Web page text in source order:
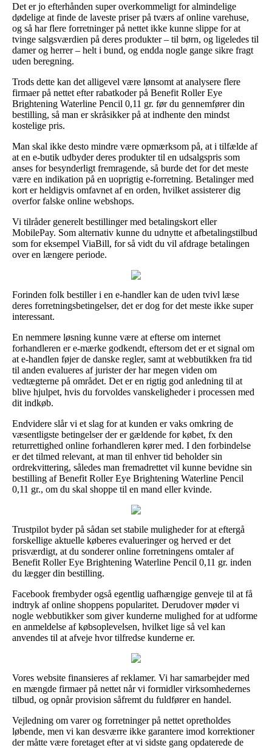
Det er jo efterhånden super overkommeligt for almindelige
dødelige at finde de laveste priser på tværs af online varehuse,
og så har flere forretninger på nettet ikke kunne slippe for at
tvinge salgsværdien på deres produkter – til børn, og ligeledes til
damer og herrer – helt i bund, og endda nogle gange sikre fragt
uden beregning.
Trods dette kan det alligevel være lønsomt at analysere flere
firmaer på nettet efter rabatkoder på Benefit Roller Eye
Brightening Waterline Pencil 0,11 gr. før du gennemfører din
bestilling, så man er skråsikker på at indhente den mindst
kostelige pris.
Man skal ikke desto mindre være opmærksom på, at i tilfælde af
at en e-butik udbyder deres produkter til en udsalgspris som
anses for besynderligt fremragende, så burde det for det meste
være en indikation på en uoprigtig e-forretning. Betalinger med
kort er heldigvis omfavnet af en orden, hvilket assisterer dig
overfor falske online webshops.
Vi tilråder generelt bestillinger med betalingskort eller
MobilePay. Som alternativ kunne du udnytte et afbetalingstilbud
som for eksempel ViaBill, for så vidt du vil afdrage betalingen
over en længere periode.
Forinden folk bestiller i en e-handler kan de uden tvivl læse
deres forretningsbetingelser, det er dog for det meste ikke super
interessant.
En nemmere løsning kunne være at efterse om internet
forhandleren er e-mærke godkendt, eftersom det er et signal om
at e-handlen føjer de danske regler, samt at webbutikken fra tid
til anden evalueres af jurister der har megen viden om
vedtægterne på området. Det er en rigtig god anledning til at
blive hjulpet, hvis du forvoldes vanskeligheder i processen med
dit indkøb.
Endvidere slår vi et slag for at kunden er vaks omkring de
væsentligste betingelser der er gældende for købet, fx den
returrettighed online forhandleren kører med. I den forbindelse
er det tilmed relevant, at man til enhver tid beholder sin
ordrekvittering, således man fremadrettet vil kunne bevidne sin
bestilling af Benefit Roller Eye Brightening Waterline Pencil
0,11 gr., om du skal shoppe til en mand eller kvinde.
Trustpilot byder på sådan set stabile muligheder for at eftergå
forskellige aktuelle køberes evalueringer og herved er det
prisværdigt, at du sonderer online forretningens omtaler af
Benefit Roller Eye Brightening Waterline Pencil 0,11 gr. inden
du lægger din bestilling.
Facebook frembyder også egentlig uafhængige genveje til at få
indtryk af online shoppens popularitet. Derudover møder vi
nogle webbutikker som giver kunderne mulighed for at udforme
en anmeldelse af købsoplevelsen, hvilket lige så vel kan
anvendes til at afveje hvor tilfredse kunderne er.
Vores website finansieres af reklamer. Vi har samarbejder med
en mængde firmaer på nettet når vi formidler virksomhedernes
tilbud, og opnår provision såfremt du fuldfører en handel.
Vejledning om varer og forretninger på nettet opretholdes
løbende, men vi kan desværre ikke garantere imod korrektioner
der måtte være foretaget efter at vi sidste gang opdaterede de